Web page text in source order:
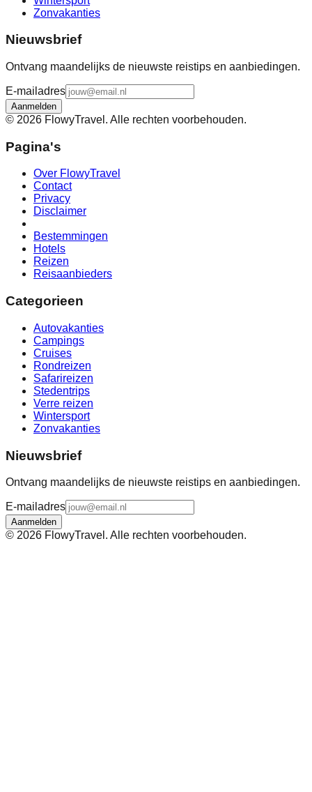
Zonvakanties
Nieuwsbrief
Ontvang maandelijks de nieuwste reistips en aanbiedingen.
E-mailadres
Aanmelden
© 2026 FlowyTravel. Alle rechten voorbehouden.
Pagina's
Over FlowyTravel
Contact
Privacy
Disclaimer
Bestemmingen
Hotels
Reizen
Reisaanbieders
Categorieen
Autovakanties
Campings
Cruises
Rondreizen
Safarireizen
Stedentrips
Verre reizen
Wintersport
Zonvakanties
Nieuwsbrief
Ontvang maandelijks de nieuwste reistips en aanbiedingen.
E-mailadres
Aanmelden
© 2026 FlowyTravel. Alle rechten voorbehouden.